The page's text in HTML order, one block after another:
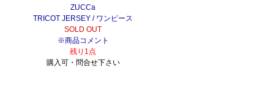
ZUCCa
TRICOT JERSEY / ワンピース
SOLD OUT
※商品コメント
残り1点
購入可・問合せ下さい